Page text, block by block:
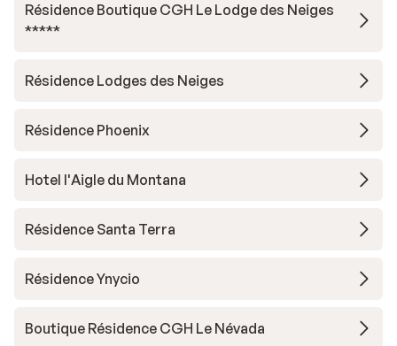
Résidence Boutique CGH Le Lodge des Neiges
*****
Résidence Lodges des Neiges
Résidence Phoenix
Hotel l'Aigle du Montana
Résidence Santa Terra
Résidence Ynycio
Boutique Résidence CGH Le Névada